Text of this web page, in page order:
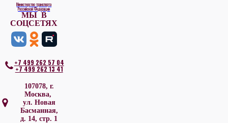
Министерство транспорта
Российской Федерации
МЫ В
СОЦСЕТЯХ
+7 499 262 57 04
+7 499 262 13 41
107078, г.
Москва,
ул. Новая
Басманная,
д. 14, стр. 1